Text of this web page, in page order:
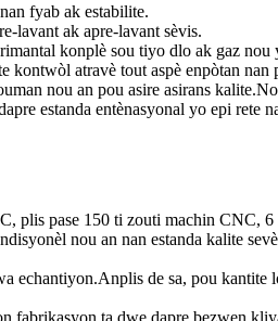
fyab ak estabilite.
lavant ak apre-lavant sèvis.
konplè sou tiyo dlo ak gaz
kontwòl atravè tout aspè enpòtan
nou an pou asire asirans
estanda entènasyonal yo epi rete
plis pase 150 ti zouti machin CNC,
nou an nan estanda kalite
echantiyon.Anplis de sa, pou kantite